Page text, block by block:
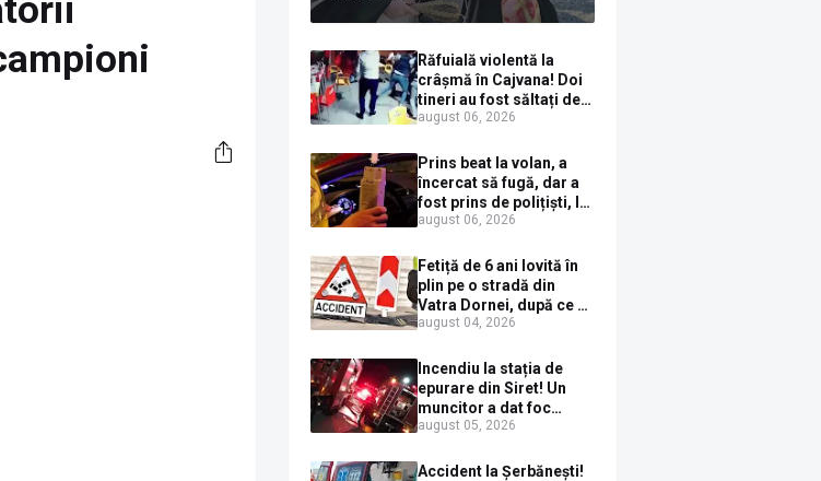
Ortodoxă Valahă. ÎPS
Calinic anunță că îi
pregătește judecata
canonică
Răfuială violentă la
crâșmă în Cajvana! Doi
tineri au fost săltați de
polițiști după un scandal
distruse
august 06, 2026
Prins beat la volan, a
încercat să fugă, dar a
fost prins de polițiști, la
Dorna Candrenilor.
1,59 mg/l alcool pur în
aerul expirat
august 06, 2026
Fetiță de 6 ani lovită în
plin pe o stradă din
Vatra Dornei, după ce a
ieșit în fața mașinii prin
august 04, 2026
Incendiu la stația de
epurare din Siret! Un
muncitor a dat foc
pompelor de apă în timp
combustibil
august 05, 2026
Accident la Șerbănești!